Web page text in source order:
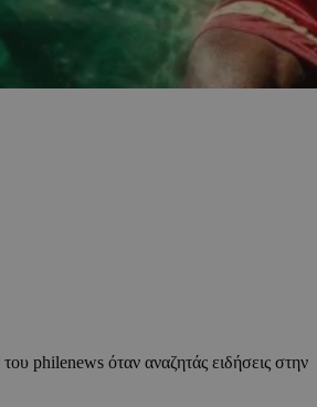
philenews όταν αναζητάς ειδήσεις στην